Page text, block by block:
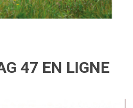
47 EN LIGNE